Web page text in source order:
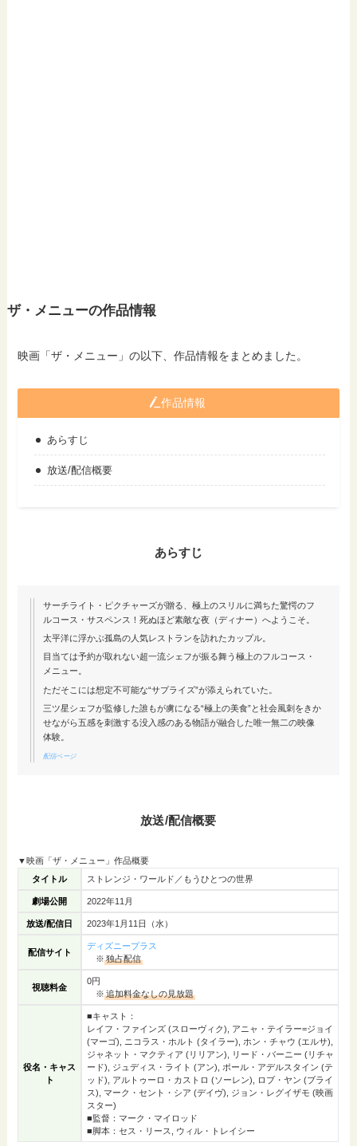
ザ・メニューの作品情報
映画「ザ・メニュー」の以下、作品情報をまとめました。
作品情報
あらすじ
放送/配信概要
あらすじ
サーチライト・ピクチャーズが贈る、極上のスリルに満ちた驚愕のフ
ルコース・サスペンス！死ぬほど素敵な夜（ディナー）へようこそ。
太平洋に浮かぶ孤島の人気レストランを訪れたカップル。
目当ては予約が取れない超一流シェフが振る舞う極上のフルコース・
メニュー。
ただそこには想定不可能な“サプライズ”が添えられていた。
三ツ星シェフが監修した誰もが虜になる“極上の美食”と社会風刺をきか
せながら五感を刺激する没入感のある物語が融合した唯一無二の映像
体験。
配信ページ
放送/配信概要
▼映画「ザ・メニュー」作品概要
タイトル
ストレンジ・ワールド／もうひとつの世界
劇場公開 2022年11月
放送/配信日 2023年1月11日（水）
配信サイト
ディズニープラス
※ 独占配信
視聴料金
0円
※ 追加料金なしの見放題
役名・キャス
ト
■キャスト：
レイフ・ファインズ (スローヴィク), アニャ・テイラー=ジョイ
(マーゴ), ニコラス・ホルト (タイラー), ホン・チャウ (エルサ),
ジャネット・マクティア (リリアン), リード・バーニー (リチャ
ード), ジュディス・ライト (アン), ポール・アデルスタイン (テ
ッド), アルトゥーロ・カストロ (ソーレン), ロブ・ヤン (ブライ
ス), マーク・セント・シア (デイヴ), ジョン・レグイザモ (映画
スター)
■監督：マーク・マイロッド
■脚本：セス・リース, ウィル・トレイシー